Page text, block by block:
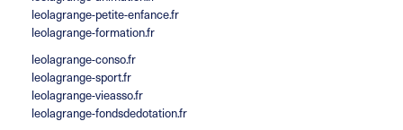
leolagrange-petite-enfance.fr
leolagrange-formation.fr
leolagrange-conso.fr
leolagrange-sport.fr
leolagrange-vieasso.fr
leolagrange-fondsdedotation.fr